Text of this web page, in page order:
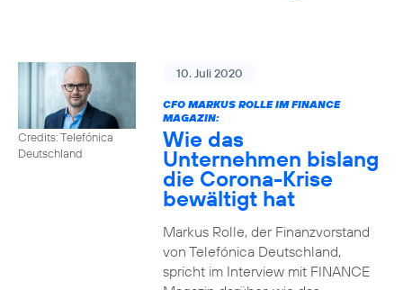
Credits: Telefónica
Deutschland
10. Juli 2020
CFO MARKUS ROLLE IM FINANCE
MAGAZIN:
Wie das
Unternehmen bislang
die Corona-Krise
bewältigt hat
Markus Rolle, der Finanzvorstand
von Telefónica Deutschland,
spricht im Interview mit FINANCE